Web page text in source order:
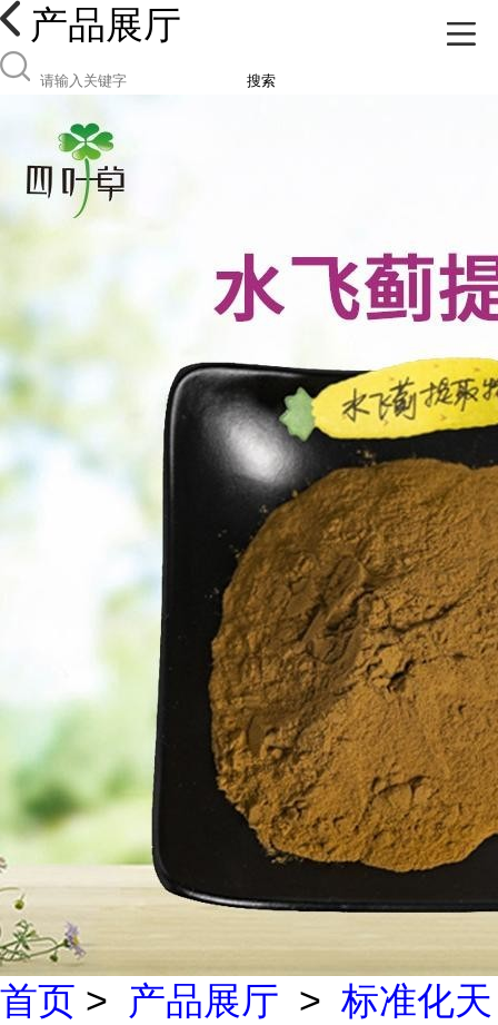
产品展厅
搜索
首页 > 产品展厅 > 标准化天